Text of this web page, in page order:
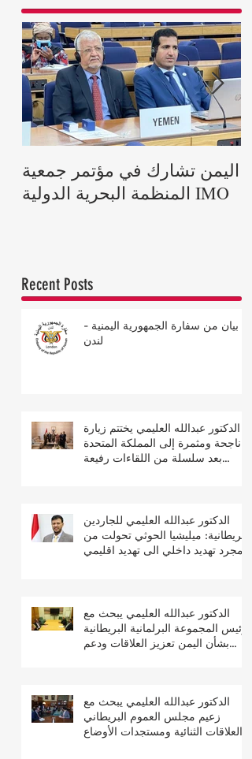
اليمن تشارك في مؤتمر جمعية
المنظمة البحرية الدولية IMO
Recent Posts
بيان من سفارة الجمهورية اليمنية -
لندن
الدكتور عبدالله العليمي يختتم زيارة
ناجحة ومثمرة إلى المملكة المتحدة
بعد سلسلة من اللقاءات رفيعة
الدكتور عبدالله العليمي للجاردين
البريطانية: ميليشيا الحوثي تحولت من
مجرد تهديد داخلي الى تهديد اقليمي
الدكتور عبدالله العليمي يبحث مع
رئيس المجموعة البرلمانية البريطانية
بشأن اليمن تعزيز العلاقات ودعم
الدكتور عبدالله العليمي يبحث مع
زعيم مجلس العموم البريطاني
العلاقات الثنائية ومستجدات الأوضاع